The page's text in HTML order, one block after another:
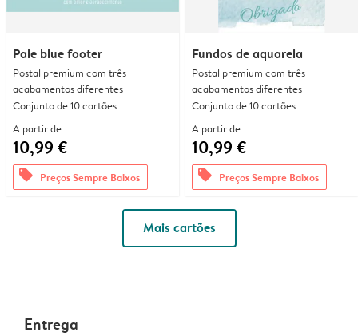
Pale blue footer
Postal premium com três
acabamentos diferentes
Conjunto de 10 cartões
A partir de
10,99 €
offers Preços Sempre Baixos
Fundos de aquarela
Postal premium com três
acabamentos diferentes
Conjunto de 10 cartões
A partir de
10,99 €
offers Preços Sempre Baixos
Mais cartões
Entrega